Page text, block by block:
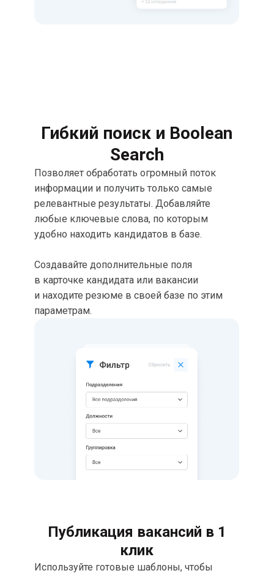
Гибкий поиск и Boolean
Search
Позволяет обработать огромный поток
информации и получить только самые
релевантные результаты. Добавляйте
любые ключевые слова, по которым
удобно находить кандидатов в базе.
Создавайте дополнительные поля
в карточке кандидата или вакансии
и находите резюме в своей базе по этим
параметрам.
Публикация вакансий в 1
клик
Используйте готовые шаблоны, чтобы